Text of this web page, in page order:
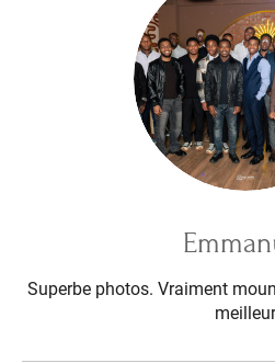
Superbe photos. Vraiment
meilleur